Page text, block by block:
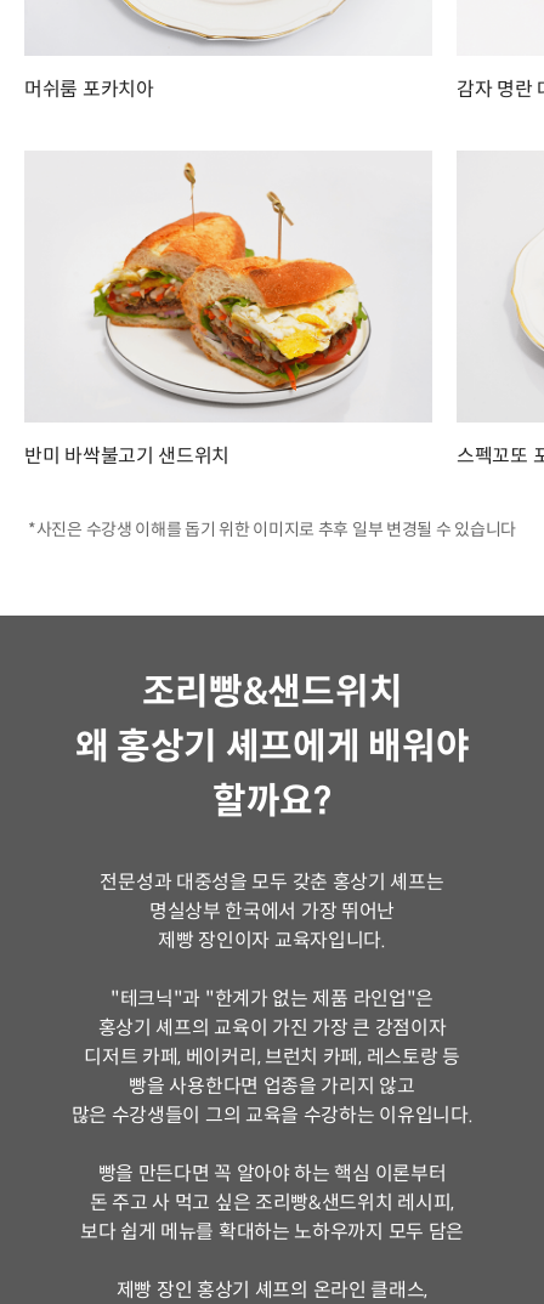
머쉬룸 포카치아 감자 명란
반미 바싹불고기 샌드위치 스펙꼬또
*사진은 수강생 이해를 돕기 위한 이미지로 추후 일부 변경될 수 있습니다
조리빵&샌드위치
왜 홍상기 셰프에게 배워야
할까요?
전문성과 대중성을 모두 갖춘 홍상기 셰프는
명실상부 한국에서 가장 뛰어난
제빵 장인이자 교육자입니다.
"테크닉"과 "한계가 없는 제품 라인업"은
홍상기 셰프의 교육이 가진 가장 큰 강점이자
디저트 카페, 베이커리, 브런치 카페, 레스토랑 등
빵을 사용한다면 업종을 가리지 않고
많은 수강생들이 그의 교육을 수강하는 이유입니다.
빵을 만든다면 꼭 알아야 하는 핵심 이론부터
돈 주고 사 먹고 싶은 조리빵&샌드위치 레시피,
보다 쉽게 메뉴를 확대하는 노하우까지 모두 담은
제빵 장인 홍상기 셰프의 온라인 클래스,